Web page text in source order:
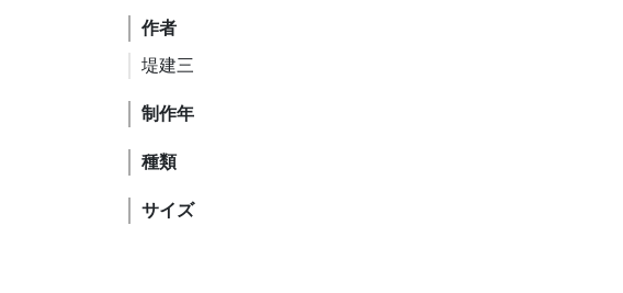
作者
堤建三
制作年
種類
サイズ